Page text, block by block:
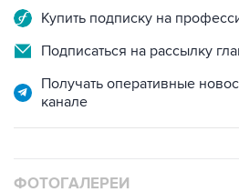
Купить подписку на
Подписаться на рассылку
Получать оперативные
канале
ФОТОГАЛЕРЕИ